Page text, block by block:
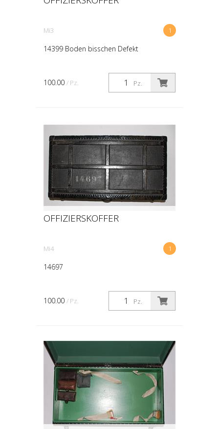
1
Mi3
14399 Boden bisschen Defekt
Pz.
100.00 / Pz.
OFFIZIERSKOFFER
1
Mi4
14697
Pz.
100.00 / Pz.